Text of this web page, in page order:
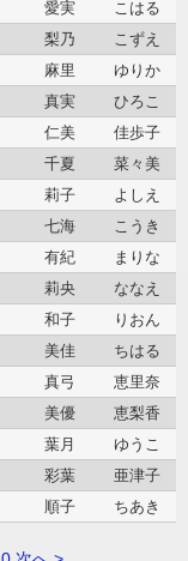
愛実
こはる
梨乃
こずえ
麻里
ゆりか
真実
ひろこ
仁美
佳歩子
千夏
菜々美
莉子
よしえ
七海
こうき
有紀
まりな
莉央
ななえ
和子
りおん
美佳
ちはる
真弓
恵里奈
美優
恵梨香
葉月
ゆうこ
彩葉
亜津子
順子 ちあき